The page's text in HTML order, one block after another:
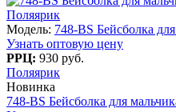
Поляярик
Модель: 748-BS Бейсболка
Узнать оптовую цену
РРЦ: 930 руб.
Поляярик
Новинка
748-BS Бейсболка для